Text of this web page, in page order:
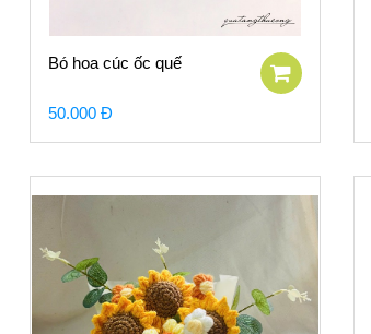
Bó hoa cúc ốc quế
50.000 Đ